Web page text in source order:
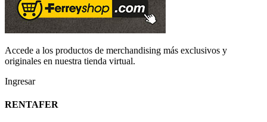
Accede a los productos de merchandising más exclusivos y
originales en nuestra tienda virtual.
Ingresar
RENTAFER